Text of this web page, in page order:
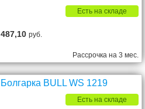
Есть на складе
487,10руб.
Рассрочка на 3 мес.
Болгарка BULL WS 1219
Есть на складе